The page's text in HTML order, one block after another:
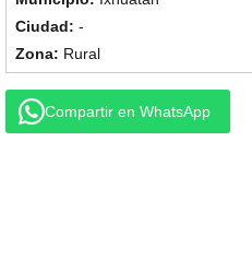
-
Rural
Compartir en WhatsApp